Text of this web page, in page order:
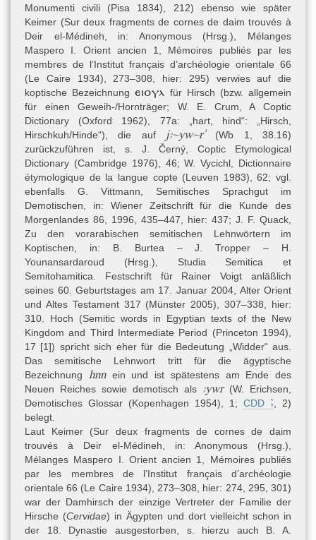
Ein Spruchtitel sowie die Mengenangaben sind rubriziert.
Sprache
Ägyptisch-Koptisch » Ägyptisch » Neuägyptisch,
Ägyptisch-Koptisch » Ägyptisch » Mittelägyptisch
Die Ordinalzahl „zweitens“ wird mit der neuägyptischen
Konstruktionr mḥgebildet. Étienne weist darauf hin, dass der
Hirsch im Neuen Reich in Ägypten (wahrscheinlich) ausgestorben
war, die Redaktion des Textes also älter gewesen sein muss
(Étienne, 2016, 260).
Bearbeitungsgeschichte
Der Text wurde zuerst von Th. Devéria als „pièce de comptabilité“
beschrieben (Devéria 1872, 189). Den medizinischen Inhalt
erkannte W. Spiegelberg, der eine hieroglyphische Wiedergabe
sowie einen Kommentar lieferte (Spiegelberg 1893, 67). F.
Jonckheere gibt eine Transkription, eine französische
Übersetzung sowie einen Kommentar auf der Grundlage der
Edition von Spiegelberg in einer medizinhistorischen (Jonckheere
1953) und einer ägyptologischen Zeitschrift (Jonckheere 1954).
Eine weitere hieroglyphische Wiedergabe nach Spiegelberg
(Grapow 1958, 107) sowie eine deutsche Übersetzung (von
Deines – Grapow – Westendorf 1958 I, 63) liegen im „Grundriss
der Medizin der alten Ägypter“ vor. Diese Übersetzung wurde von
W. Westendorf 1999 leicht aktualisiert (Westendorf 1999, 160).
Zwei weitere französische Übersetzungen finden sich bei T.
Bardinet (Bardinet 1995, 479) sowie M. Étienne (in: Charron –
Barbotin 2016, 260 [115]). Erst A. Mudry publizierte eine Schwarz-
Weiß-Abbildung des Ostrakons (Mudry 2006, 141, Abb. 6). Ein
gutes Farbfoto, allerdings auf dem Kopf stehend, ist abgedruckt in
Charron – Barbotin 2016, 260.
Editionen
Monumenti civili (Pisa 1834) , 212) ebenso wie später
Keimer (Sur deux fragments de cornes de daim trouvés à
Deir el-Médineh, in: Anonymous (Hrsg.), Mélanges
Maspero I. Orient ancien 1, Mémoires publiés par les
membres de l’Institut français d’archéologie orientale 66
(Le Caire 1934), 273–308 , hier: 295) verwies auf die
koptische Bezeichnungⲉⲓⲟⲩⲗ für Hirsch (bzw. allgemein
für einen Geweih-/Hornträger; W. E. Crum, A Coptic
Dictionary (Oxford 1962) , 77a: „hart, hind“: „Hirsch,
Hirschkuh/Hinde“), die auf
jꜣ~yw~rʾ(Wb 1, 38.16)
zurückzuführen ist, s. J. Černý, Coptic Etymological
Dictionary (Cambridge 1976) , 46;W. Vycichl, Dictionnaire
étymologique de la langue copte (Leuven 1983) , 62; vgl.
ebenfalls G. Vittmann, Semitisches Sprachgut im
Demotischen, in: Wiener Zeitschrift für die Kunde des
Morgenlandes 86, 1996, 435–447, hier: 437; J. F. Quack,
Zu den vorarabischen semitischen Lehnwörtern im
Koptischen, in: B. Burtea – J. Tropper – H.
Younansardaroud (Hrsg.), Studia Semitica et
Semitohamitica. Festschrift für Rainer Voigt anläßlich
seines 60. Geburtstages am 17. Januar 2004, Alter Orient
und Altes Testament 317 (Münster 2005), 307–338, hier:
310. Hoch (Semitic words in Egyptian texts of the New
Kingdom and Third Intermediate Period (Princeton 1994),
17 [1]) spricht sich eher für die Bedeutung „Widder“ aus.
Das semitische Lehnwort tritt für die ägyptische
Bezeichnung hnnein und ist spätestens am Ende des
Neuen Reiches sowie demotisch als
ꜣywr(W. Erichsen,
Demotisches Glossar (Kopenhagen 1954) , 1; CDD Ꜣ , 2)
belegt.
Laut Keimer (Sur deux fragments de cornes de daim
trouvés à Deir el-Médineh, in: Anonymous (Hrsg.),
Mélanges Maspero I. Orient ancien 1, Mémoires publiés
par les membres de l’Institut français d’archéologie
orientale 66 (Le Caire 1934), 273–308 , hier: 274, 295, 301)
war der Damhirsch der einzige Vertreter der Familie der
Hirsche (Cervidae) in Ägypten und dort vielleicht schon in
der 18. Dynastie ausgestorben, s. hierzu auch B. A.